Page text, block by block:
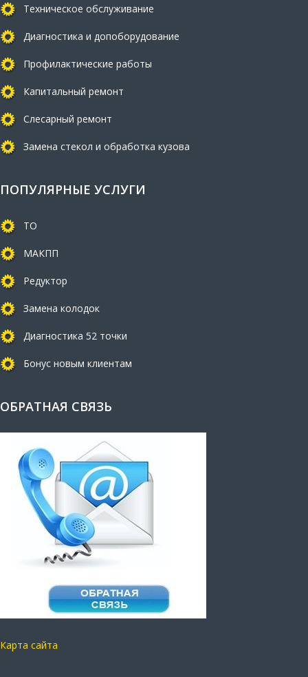
Техническое обслуживание
Диагностика и допоборудование
Профилактические работы
Капитальный ремонт
Слесарный ремонт
Замена стекол и обработка кузова
ПОПУЛЯРНЫЕ УСЛУГИ
ТО
МАКПП
Редуктор
Замена колодок
Диагностика 52 точки
Бонус новым клиентам
ОБРАТНАЯ СВЯЗЬ
Карта сайта